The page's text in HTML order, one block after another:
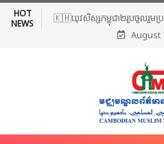
HOT
NEWS
🇰🇭យុវសិស្សកម្ពុជា២រូបចូលរួមប្រ
ពិភពលោក លើកទី៤៦ នៅទី
August